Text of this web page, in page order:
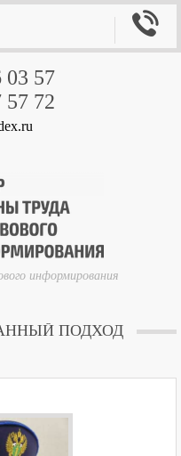
03 57
57 72
информирования

ПОДХОД